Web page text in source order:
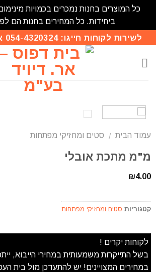
כל המוצרים בחנות נמכרים בכמויות
ביחידות. כל המחירים בחנות הם
לשירות לקוחות חייגו: 054-4320324 או 03-9414135
עמוד הבית / סטים ומחזיקי מפתחות
מ"מ מתכת אובלי
₪4.00
קטגוריות סטים ומחזיקי מפתחות
לקוחות יקרים !
בשל התייקרות משמעותית במחירי הייבוא,
במחירים המצויינים! יש להתעדכן מול בית